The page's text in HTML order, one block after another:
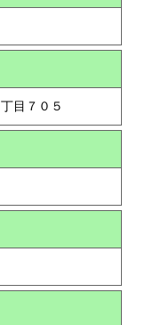
目７０５